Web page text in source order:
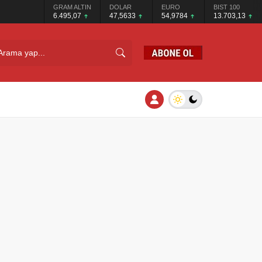
GRAM ALTIN
6.495,07
DOLAR
47,5633
EURO
54,9784
BIST 100
13.703,13